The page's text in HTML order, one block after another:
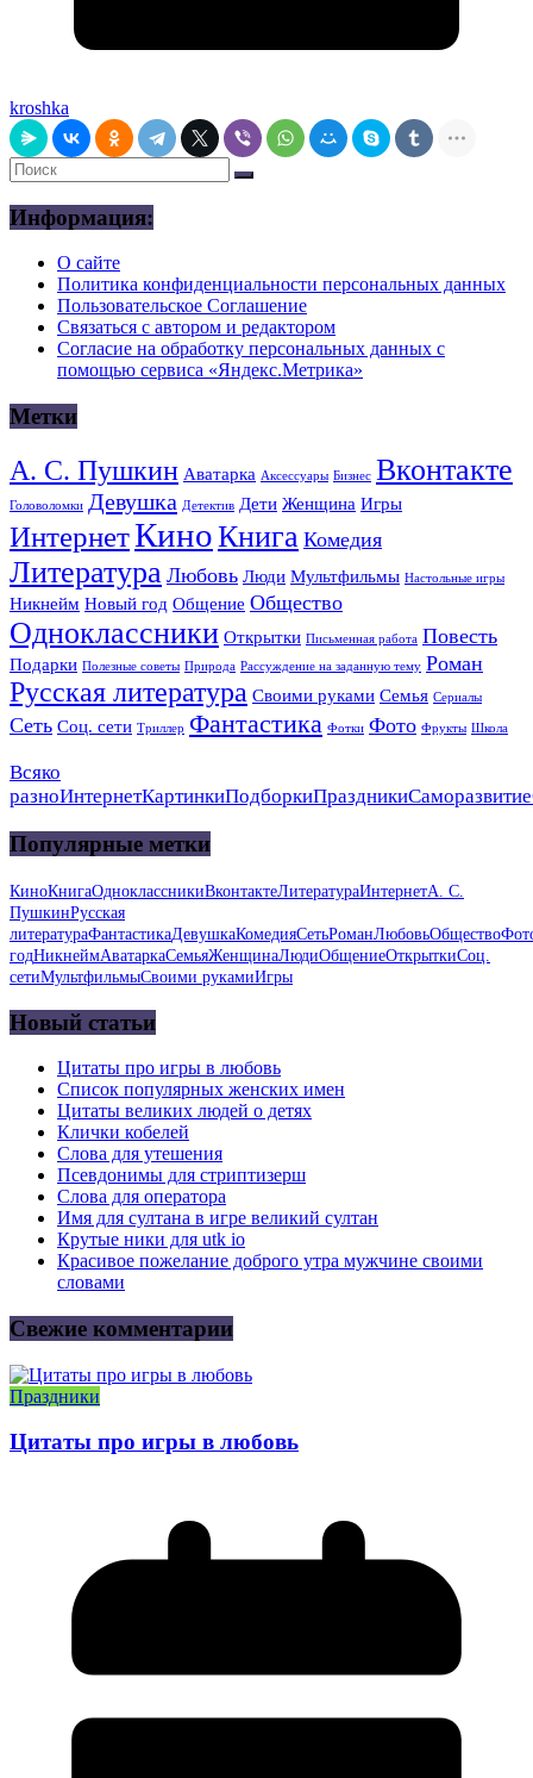
kroshka
Информация:
О сайте
Политика конфиденциальности персональных данных
Пользовательское Соглашение
Связаться с автором и редактором
Согласие на обработку персональных данных с
помощью сервиса «Яндекс.Метрика»
Метки
А. С. Пушкин Аватарка Аксессуары Бизнес Вконтакте
Головоломки Девушка Детектив Дети Женщина Игры
ИнтернетКиноКнига Комедия
Литература Любовь Люди Мультфильмы Настольные игры
Никнейм Новый год Общение Общество
Одноклассники Открытки Письменная работа Повесть
Подарки Полезные советы Природа Рассуждение на заданную тему Роман
Русская литература Своими руками Семья Сериалы
Сеть Соц. сети Триллер Фантастика Фотки Фото Фрукты Школа
Всяко
разноИнтернетКартинкиПодборкиПраздникиСаморазвитие
Популярные метки
КиноКнигаОдноклассникиВконтактеЛитератураИнтернетА. С.
ПушкинРусская
литератураФантастикаДевушкаКомедияСетьРоманЛюбовьОбщество
годНикнеймАватаркаСемьяЖенщинаЛюдиОбщениеОткрыткиСоц.
сетиМультфильмыСвоими рукамиИгры
Новый статьи
Цитаты про игры в любовь
Список популярных женских имен
Цитаты великих людей о детях
Клички кобелей
Слова для утешения
Псевдонимы для стриптизерш
Слова для оператора
Имя для султана в игре великий султан
Крутые ники для utk io
Красивое пожелание доброго утра мужчине своими
словами
Свежие комментарии
Праздники
Цитаты про игры в любовь